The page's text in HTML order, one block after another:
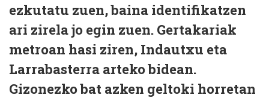
ezkutatu zuen, baina identifikatzen
ari zirela jo egin zuen. Gertakariak
metroan hasi ziren, Indautxu eta
Larrabasterra arteko bidean.
Gizonezko bat azken geltoki horretan